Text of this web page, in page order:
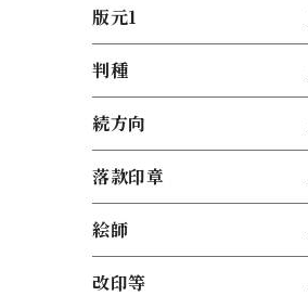
版元1
判種
続方向
落款印章
絵師
改印等